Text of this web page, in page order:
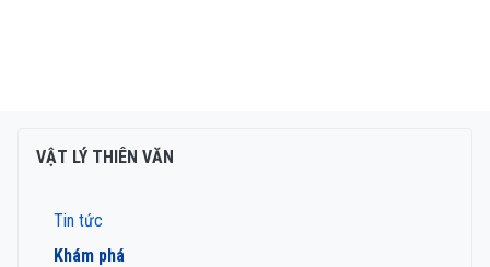
VẬT LÝ THIÊN VĂN
Tin tức
Khám phá